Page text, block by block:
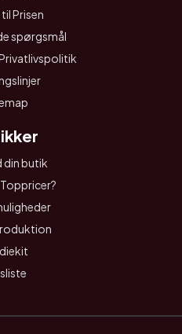
Prisen
spørgsmål
din butik